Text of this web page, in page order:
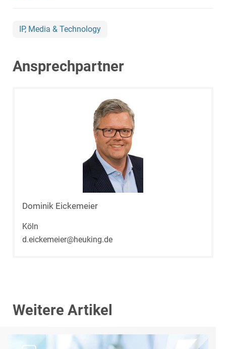
IP, Media & Technology
Ansprechpartner
Dominik Eickemeier
Köln
d.eickemeier@heuking.de
Weitere Artikel